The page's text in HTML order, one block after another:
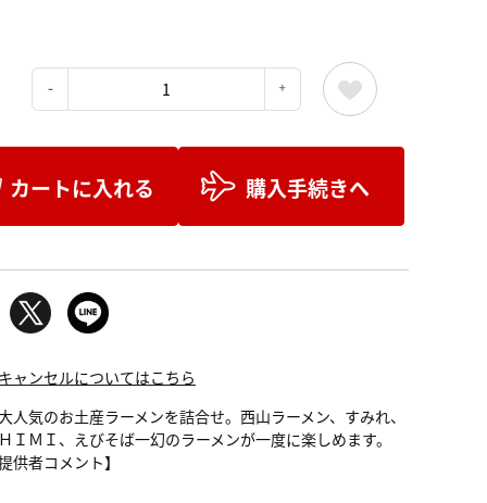
カートに入れる 購入手続きへ
ャンセルについてはこちら
人気のお土産ラーメンを詰合せ。西山ラーメン、すみれ、
ＩＭＩ、えびそば一幻のラーメンが一度に楽しめます。
供者コメント】